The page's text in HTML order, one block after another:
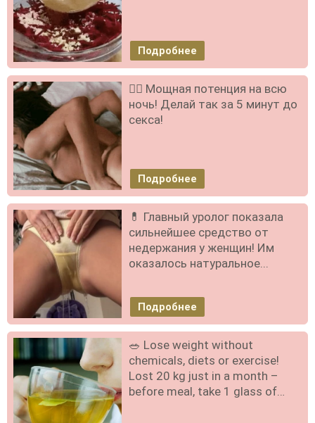
Подробнее
❤️‍🔥 Мощная потенция на всю
ночь! Делай так за 5 минут до
секса!
Подробнее
💊 Главный уролог показала
сильнейшее средство от
недержания у женщин! Им
оказалось натуральное...
Подробнее
🥗 Lose weight without
chemicals, diets or exercise!
Lost 20 kg just in a month –
before meal, take 1 glass of…